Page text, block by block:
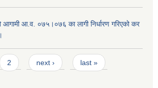
आगामी आ.व. ०७५।०७६ का लागी निर्धारण गरिएको कर
2 next › last »